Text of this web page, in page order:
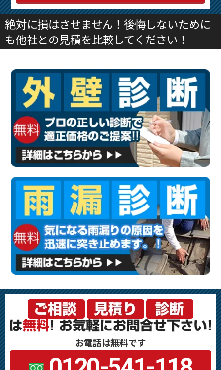
絶対に損はさせません！後悔しないために
も他社との見積を比較してください！
お電話は無料です